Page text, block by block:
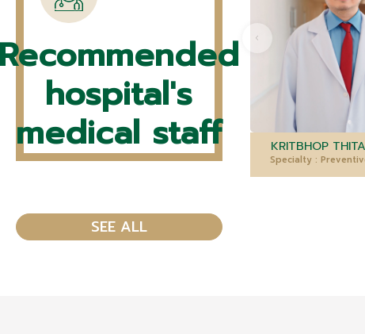
hospital's
medical staff
SEE ALL
KRITBHOP
Specialty :